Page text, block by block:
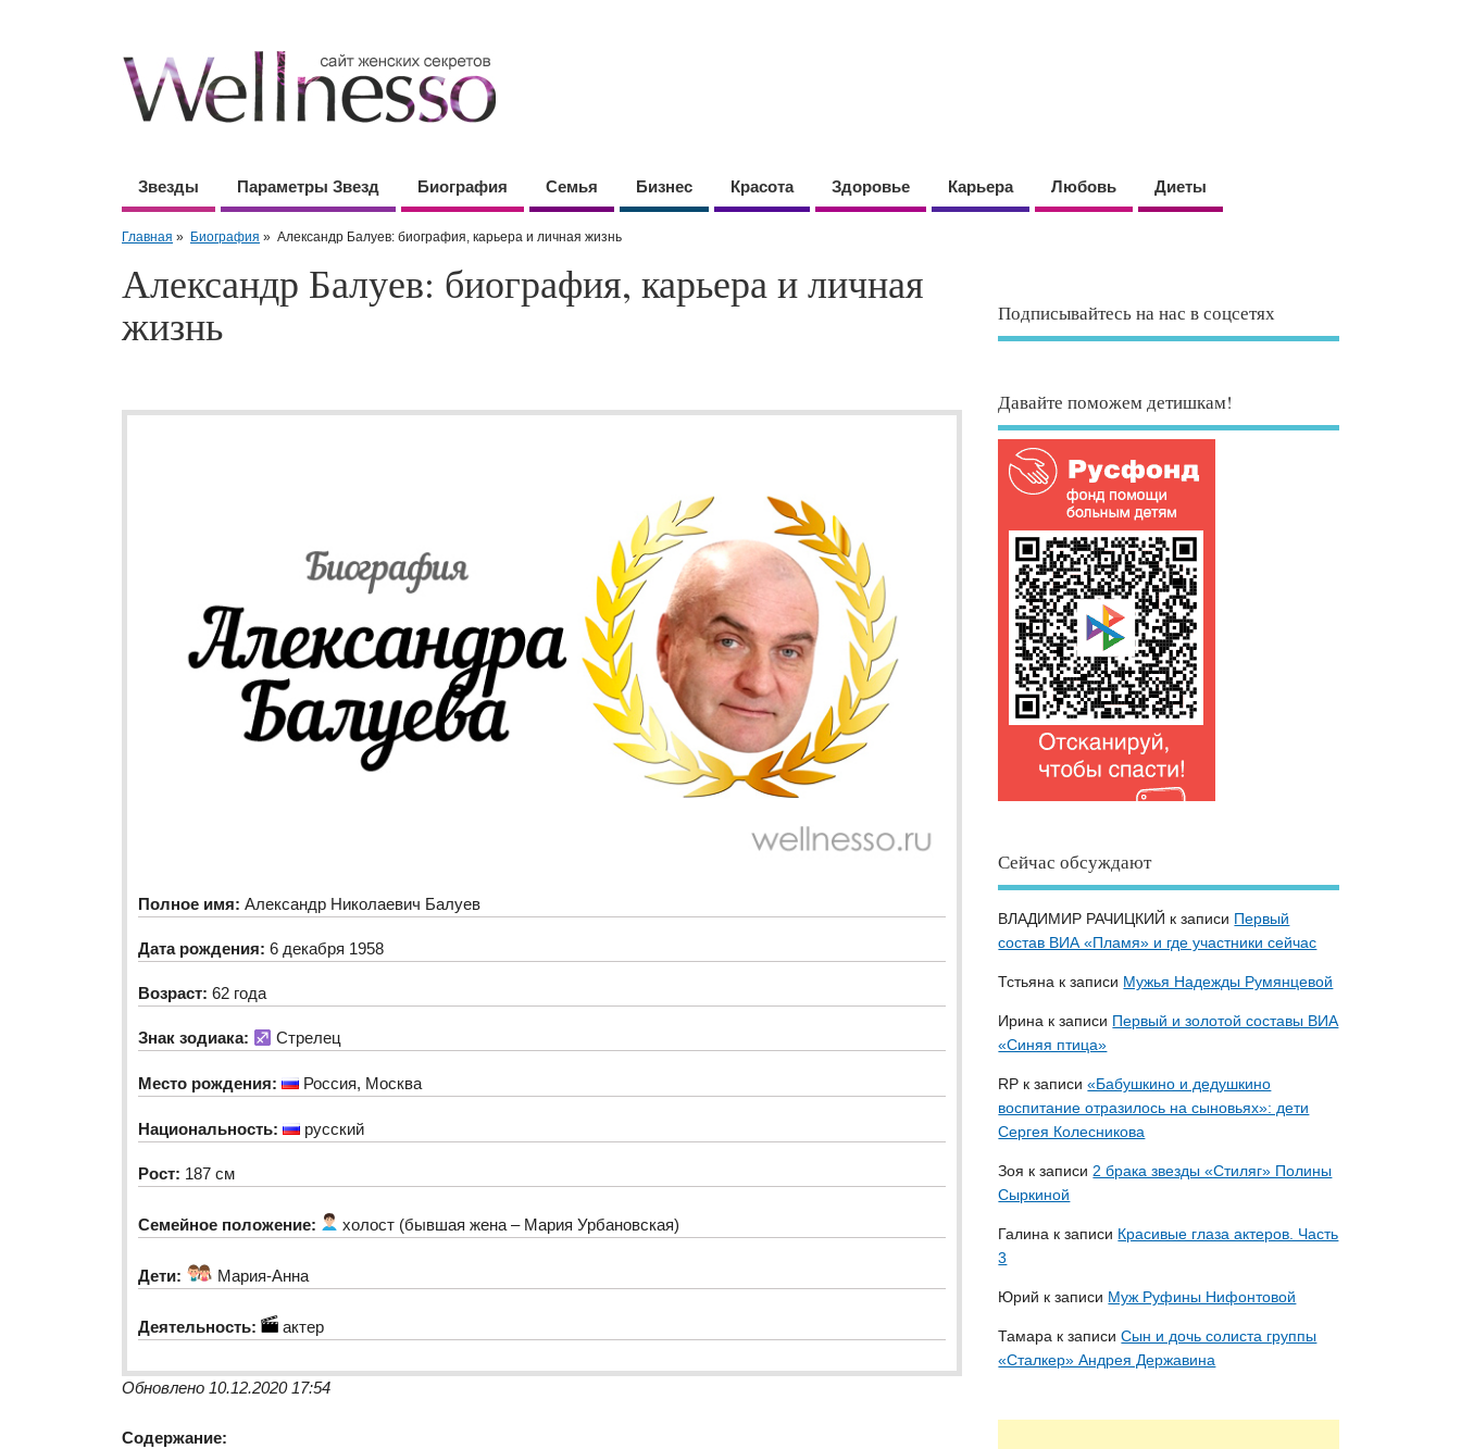
Звезды Параметры Звезд Биография Семья Бизнес Красота Здоровье Карьера Любовь Диеты
Главная » Биография » Александр Балуев: биография, карьера и личная жизнь
Александр Балуев: биография, карьера и личная
жизнь
Полное имя: Александр Николаевич Балуев
Дата рождения: 6 декабря 1958
Возраст: 62 года
Знак зодиака: Стрелец
Место рождения: Россия, Москва
Национальность: русский
Рост: 187 см
Семейное положение: холост (бывшая жена – Мария Урбановская)
Дети: Мария-Анна
Деятельность: актер
Обновлено 10.12.2020 17:54
Содержание:
Подписывайтесь на нас в соцсетях
Давайте поможем детишкам!
Сейчас обсуждают
ВЛАДИМИР РАЧИЦКИЙ к записи Первый
состав ВИА «Пламя» и где участники сейчас
Тстьяна к записи Мужья Надежды Румянцевой
Ирина к записи Первый и золотой составы ВИА
«Синяя птица»
RP к записи«Бабушкино и дедушкино
воспитание отразилось на сыновьях»: дети
Сергея Колесникова
Зоя к записи 2 брака звезды «Стиляг» Полины
Сыркиной
Галина к записи Красивые глаза актеров. Часть
3
Юрий к записи Муж Руфины Нифонтовой
Тамара к записиСын и дочь солиста группы
«Сталкер» Андрея Державина